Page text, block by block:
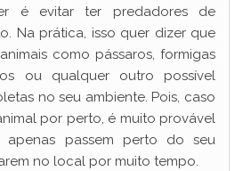
i
d
e
é evitar ter predadores de
Na prática, isso quer dizer que
como pássaros, formigas
ou qualquer outro possível
no seu ambiente. Pois, caso
por perto, é muito provável
apenas passem perto do seu
no local por muito tempo.